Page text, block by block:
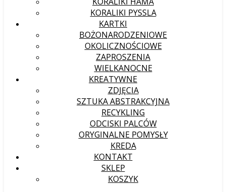
KORALIKI PYSSLA
KARTKI
BOŻONARODZENIOWE
OKOLICZNOŚCIOWE
ZAPROSZENIA
WIELKANOCNE
KREATYWNE
ZDJĘCIA
SZTUKA ABSTRAKCYJNA
RECYKLING
ODCISKI PALCÓW
ORYGINALNE POMYSŁY
KREDA
KONTAKT
SKLEP
KOSZYK